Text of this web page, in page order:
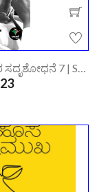
ಸಂಪಾದಕರ ಸದೃಶೋಧನೆ 7 | Sampaadakara Sadyashodane 7